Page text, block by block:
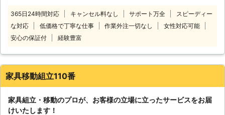
ら「パーツがたくさんあって大きくて
重い、部品やネジも複雑で難しい！」
という事が起きてしまいがちです。家
便利屋マルエムでは、こんな時のお助
は、名古屋市緑区に拠点を起き、近郊
のお客様の御困りごとを解決していま
壊れてしまうおそれもあります。その
立困難な家具は私たちが組立ます。
【はりかえ工房NEOが選ばれる理
365日24時間対応 キャンセル料なし サポート万全
スピーディー
な対応
低価格で丁寧な仕事 作業外注一切なし
女性対応可能
安心の保証付
経験豊富
家具移動組立110番
家具組立・移動のプロが、お客様の立場に立ったサービスをお届
けいたします！